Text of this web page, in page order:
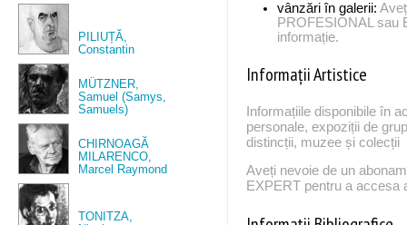
PILIUȚĂ,
Constantin
MÜTZNER,
Samuel (Samys,
Samuels)
CHIRNOAGĂ
MILARENCO,
Marcel Raymond
TONITZA,
vânzări în galerii:
PROFESIONAL sau
informație.
Informații Artistice
Informațiile disponibile în
personale, expoziții de
distincții, muzee și colecții
Aveți nevoie de un
EXPERT pentru a accesa